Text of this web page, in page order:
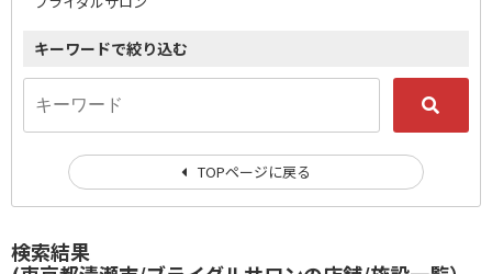
検索結果
キーワードで絞り込む
TOPページに戻る